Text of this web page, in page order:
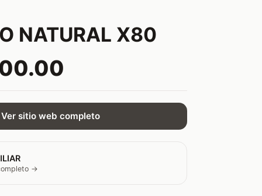
NATURAL X80
Ver sitio web completo
→